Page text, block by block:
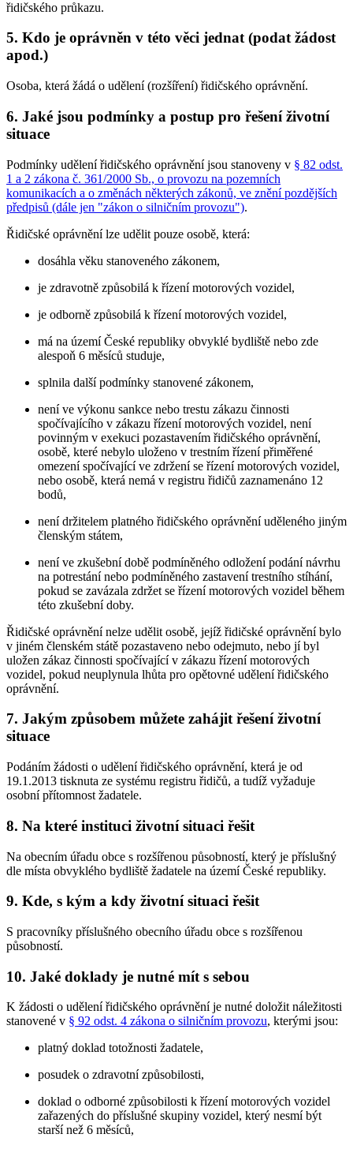
řidičského průkazu.
5. Kdo je oprávněn v této věci jednat (podat žádost
apod.)
Osoba, která žádá o udělení (rozšíření) řidičského oprávnění.
6. Jaké jsou podmínky a postup pro řešení životní
situace
Podmínky udělení řidičského oprávnění jsou stanoveny v § 82 odst.
1 a 2 zákona č. 361/2000 Sb., o provozu na pozemních
komunikacích a o změnách některých zákonů, ve znění pozdějších
předpisů (dále jen "zákon o silničním provozu").
Řidičské oprávnění lze udělit pouze osobě, která:
dosáhla věku stanoveného zákonem,
je zdravotně způsobilá k řízení motorových vozidel,
je odborně způsobilá k řízení motorových vozidel,
má na území České republiky obvyklé bydliště nebo zde
alespoň 6 měsíců studuje,
splnila další podmínky stanovené zákonem,
není ve výkonu sankce nebo trestu zákazu činnosti
spočívajícího v zákazu řízení motorových vozidel, není
povinným v exekuci pozastavením řidičského oprávnění,
osobě, které nebylo uloženo v trestním řízení přiměřené
omezení spočívající ve zdržení se řízení motorových vozidel,
nebo osobě, která nemá v registru řidičů zaznamenáno 12
bodů,
není držitelem platného řidičského oprávnění uděleného jiným
členským státem,
není ve zkušební době podmíněného odložení podání návrhu
na potrestání nebo podmíněného zastavení trestního stíhání,
pokud se zavázala zdržet se řízení motorových vozidel během
této zkušební doby.
Řidičské oprávnění nelze udělit osobě, jejíž řidičské oprávnění bylo
v jiném členském státě pozastaveno nebo odejmuto, nebo jí byl
uložen zákaz činnosti spočívající v zákazu řízení motorových
vozidel, pokud neuplynula lhůta pro opětovné udělení řidičského
oprávnění.
7. Jakým způsobem můžete zahájit řešení životní
situace
Podáním žádosti o udělení řidičského oprávnění, která je od
19.1.2013 tisknuta ze systému registru řidičů, a tudíž vyžaduje
osobní přítomnost žadatele.
8. Na které instituci životní situaci řešit
Na obecním úřadu obce s rozšířenou působností, který je příslušný
dle místa obvyklého bydliště žadatele na území České republiky.
9. Kde, s kým a kdy životní situaci řešit
S pracovníky příslušného obecního úřadu obce s rozšířenou
působností.
10. Jaké doklady je nutné mít s sebou
K žádosti o udělení řidičského oprávnění je nutné doložit náležitosti
stanovené v § 92 odst. 4 zákona o silničním provozu, kterými jsou:
platný doklad totožnosti žadatele,
posudek o zdravotní způsobilosti,
doklad o odborné způsobilosti k řízení motorových vozidel
zařazených do příslušné skupiny vozidel, který nesmí být
starší než 6 měsíců,